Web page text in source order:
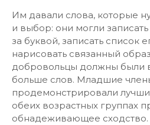
Им давали слова, которые
и выбор: они могли
за буквой, записать список
нарисовать связанный
добровольцы должны были
больше слов. Младшие
продемонстрировали
обеих возрастных группах
обнадеживающее сходство.